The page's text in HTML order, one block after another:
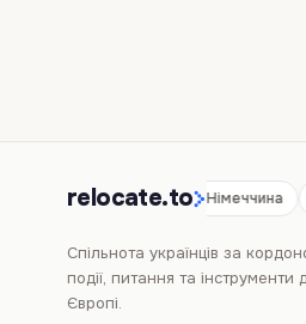
relocate.to
Іспанія Німеччина
Спільнота українців за
події, питання та інструменти
Європі.